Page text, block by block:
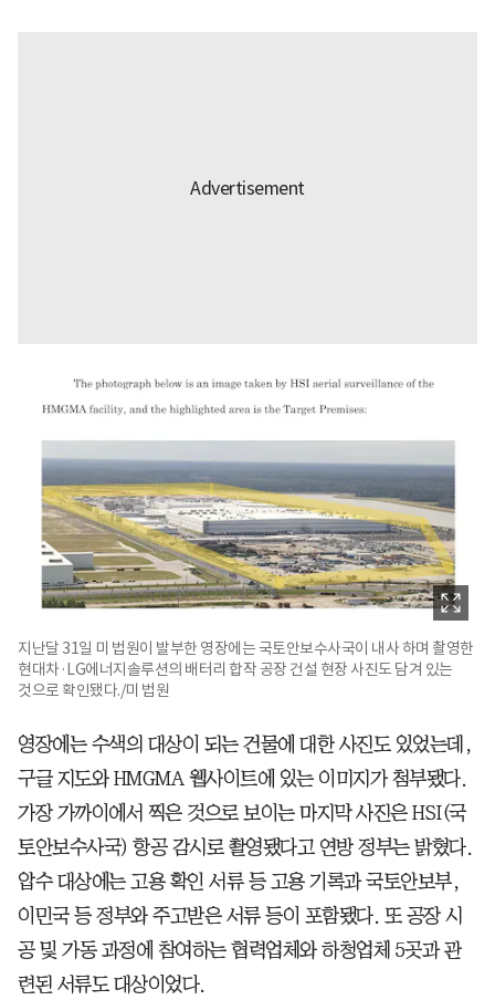
지난달 31일 미 법원이 발부한 영장에는 국토안보수사국이 내사 하며 촬영한
현대차·LG에너지솔루션의 배터리 합작 공장 건설 현장 사진도 담겨 있는
것으로 확인됐다./미 법원
영장에는 수색의 대상이 되는 건물에 대한 사진도 있었는데,
구글 지도와 HMGMA 웹사이트에 있는 이미지가 첨부됐다.
가장 가까이에서 찍은 것으로 보이는 마지막 사진은 HSI(국
토안보수사국) 항공 감시로 촬영됐다고 연방 정부는 밝혔다.
압수 대상에는 고용 확인 서류 등 고용 기록과 국토안보부,
이민국 등 정부와 주고받은 서류 등이 포함됐다. 또 공장 시
공 및 가동 과정에 참여하는 협력업체와 하청업체 5곳과 관
련된 서류도 대상이었다.